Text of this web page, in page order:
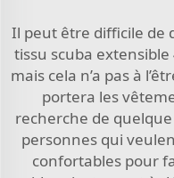
Il peut être difficile de
tissu scuba
mais cela n’a pas à
portera les
recherche de
personnes qui
confortables pour